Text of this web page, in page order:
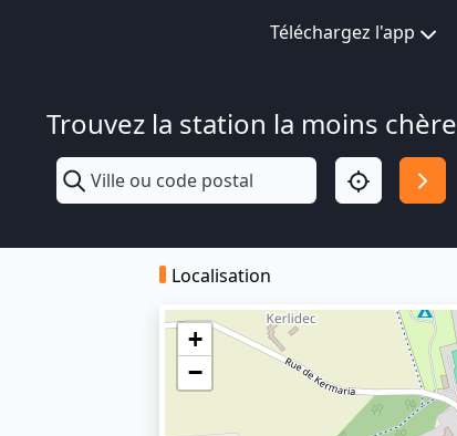
Téléchargez l'app
Trouvez la station la moins chère
Localisation
+
−